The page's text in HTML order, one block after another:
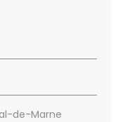
de-Marne